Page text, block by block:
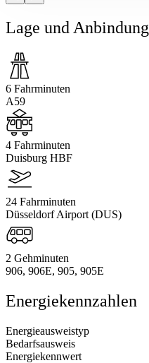
Lage und Anbindung
6 Fahrminuten
A59
4 Fahrminuten
Duisburg HBF
24 Fahrminuten
Düsseldorf Airport (DUS)
2 Gehminuten
906, 906E, 905, 905E
Energiekennzahlen
Energieausweistyp
Bedarfsausweis
Energiekennwert